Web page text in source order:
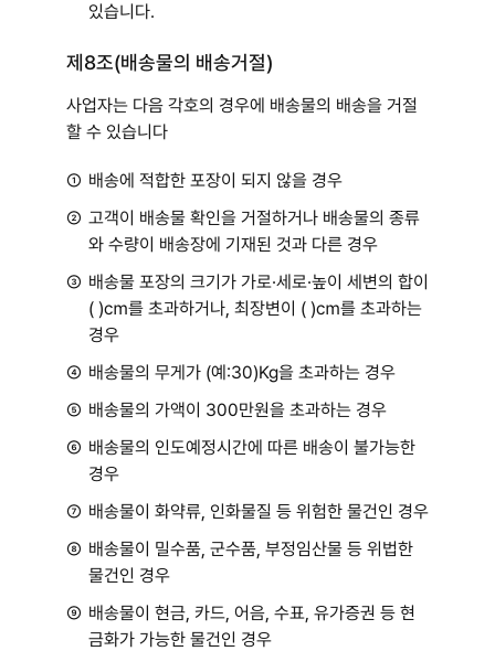
있습니다.
제8조(배송물의 배송거절)
사업자는 다음 각호의 경우에 배송물의 배송을 거절
할 수 있습니다
① 배송에 적합한 포장이 되지 않을 경우
② 고객이 배송물 확인을 거절하거나 배송물의 종류
와 수량이 배송장에 기재된 것과 다른 경우
③ 배송물 포장의 크기가 가로·세로·높이 세변의 합이
( )㎝를 초과하거나, 최장변이 ( )㎝를 초과하는
경우
④ 배송물의 무게가 (예:30)Kg을 초과하는 경우
⑤ 배송물의 가액이 300만원을 초과하는 경우
⑥ 배송물의 인도예정시간에 따른 배송이 불가능한
경우
⑦ 배송물이 화약류, 인화물질 등 위험한 물건인 경우
⑧ 배송물이 밀수품, 군수품, 부정임산물 등 위법한
물건인 경우
⑨ 배송물이 현금, 카드, 어음, 수표, 유가증권 등 현
금화가 가능한 물건인 경우